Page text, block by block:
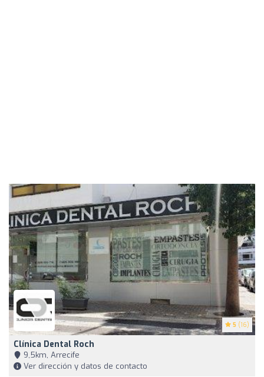
5 (16)
Clínica Dental Roch
9,5km, Arrecife
Ver dirección y datos de contacto